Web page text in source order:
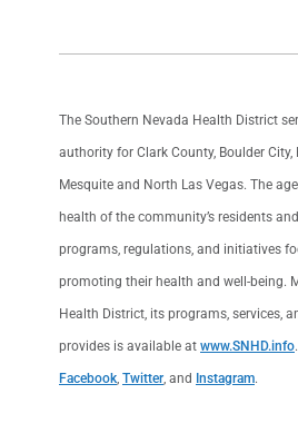
The Southern Nevada Health District
authority for Clark County, Boulder City,
Mesquite and North Las Vegas. The
health of the community’s residents
programs, regulations, and initiatives
promoting their health and well-being.
Health District, its programs, services,
provides is available at www.SNHD.info
Facebook Twitter , and Instagram.